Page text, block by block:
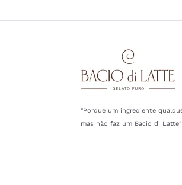
"Porque um ingrediente
mas não faz um Bacio di Latte"